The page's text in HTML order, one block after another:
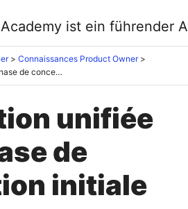
Connaissances Product Owner
Conception unifiée sans phase de conception initiale
unifiée
de
initiale